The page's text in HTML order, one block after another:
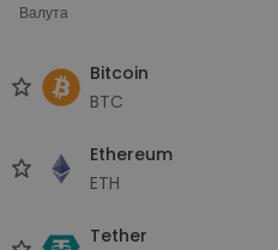
Валута
Bitcoin
BTC
Ethereum
ETH
Tether